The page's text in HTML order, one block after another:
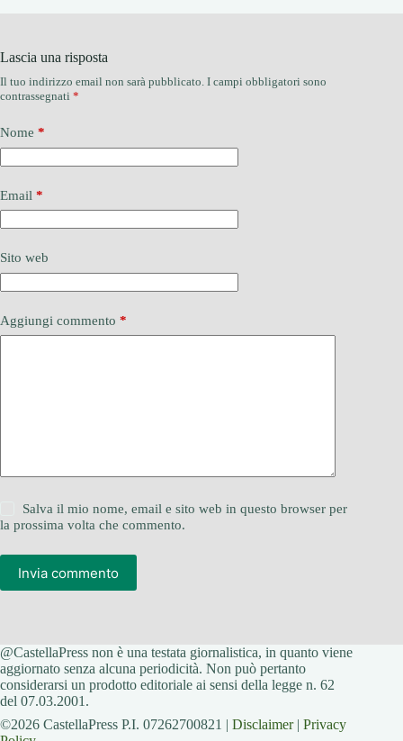
Lascia una risposta
Il tuo indirizzo email non sarà pubblicato. I campi obbligatori sono
contrassegnati *
Nome *
Email *
Sito web
Aggiungi commento *
Salva il mio nome, email e sito web in questo browser per
la prossima volta che commento.
Invia commento
@CastellaPress non è una testata giornalistica, in quanto viene
aggiornato senza alcuna periodicità. Non può pertanto
considerarsi un prodotto editoriale ai sensi della legge n. 62
del 07.03.2001.
©2026 CastellaPress P.I. 07262700821 | Disclaimer| Privacy